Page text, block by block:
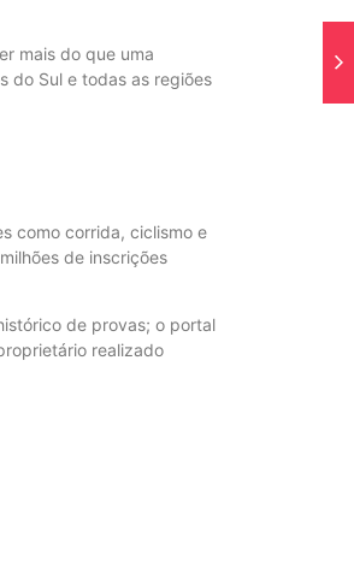
mais do que uma
do Sul e todas as regiões
como corrida, ciclismo e
de inscrições
de provas; o portal
realizado